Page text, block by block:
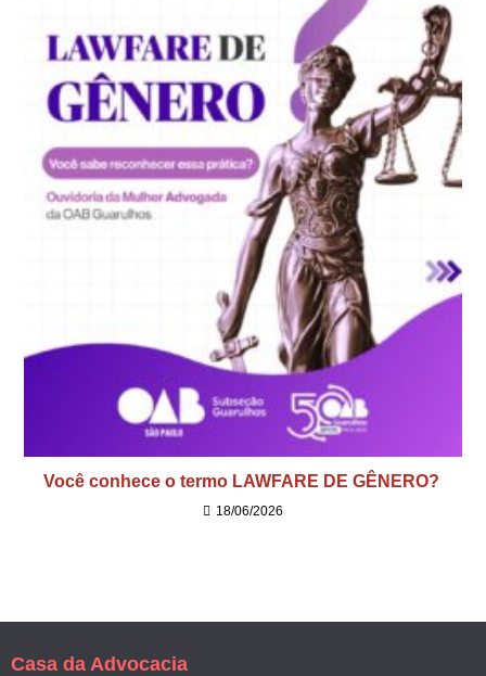
Você conhece o termo LAWFARE DE GÊNERO?
18/06/2026
Casa da Advocacia